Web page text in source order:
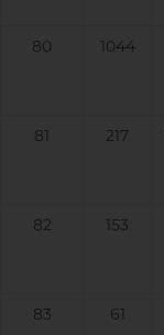
80 1044
81 217
82 153
83 61